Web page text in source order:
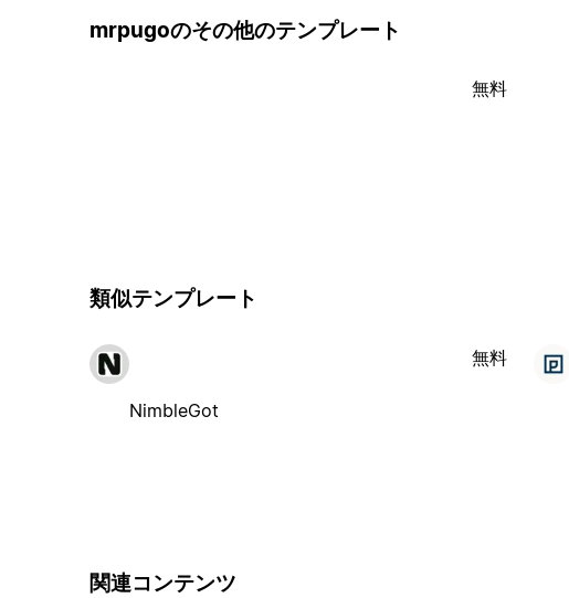
mrpugoのその他のテンプレート
無料
類似テンプレート
NimbleGot
無料
関連コンテンツ